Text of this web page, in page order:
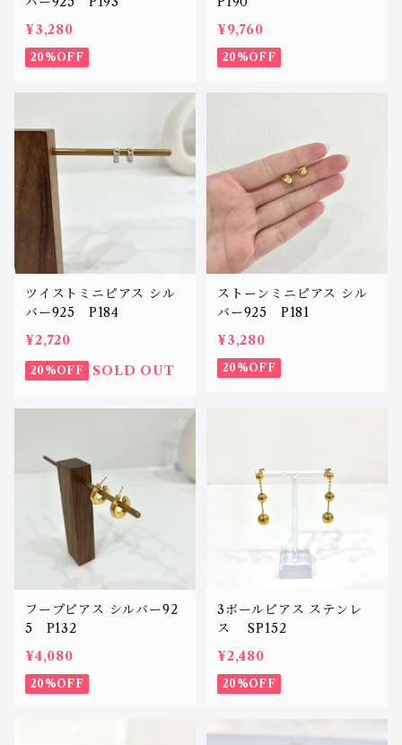
¥3,280
20%OFF
¥9,760
20%OFF
ツイストミニピアス シル
バー925 P184
¥2,720
20%OFF SOLD OUT
ストーンミニピアス シル
バー925 P181
¥3,280
20%OFF
フープピアス シルバー92
5 P132
¥4,080
20%OFF
3ボールピアス ステンレ
ス SP152
¥2,480
20%OFF